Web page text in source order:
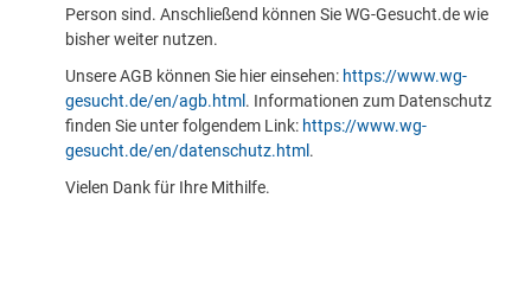
Person sind. Anschließend können Sie WG-Gesucht.de wie
bisher weiter nutzen.
Unsere AGB können Sie hier einsehen: https://www.wg-
gesucht.de/en/agb.html . Informationen zum Datenschutz
finden Sie unter folgendem Link: https://www.wg-
gesucht.de/en/datenschutz.html .
Vielen Dank für Ihre Mithilfe.